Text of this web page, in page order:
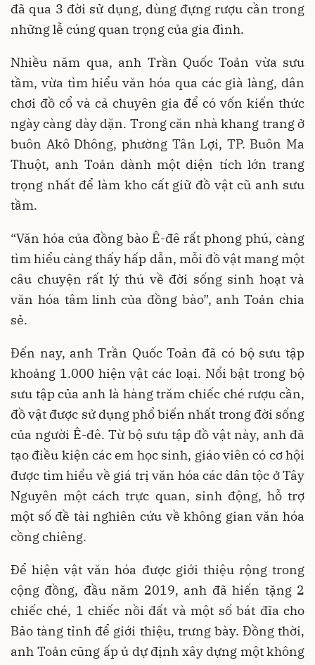
đã qua 3 đời sử dụng, dùng đựng rượu cần trong
những lễ cúng quan trọng của gia đình.
Nhiều năm qua, anh Trần Quốc Toản vừa sưu
tầm, vừa tìm hiểu văn hóa qua các già làng, dân
chơi đồ cổ và cả chuyên gia để có vốn kiến thức
ngày càng dày dặn. Trong căn nhà khang trang ở
buôn Akô Dhông, phường Tân Lợi, TP. Buôn Ma
Thuột, anh Toản dành một diện tích lớn trang
trọng nhất để làm kho cất giữ đồ vật cũ anh sưu
tầm.
“Văn hóa của đồng bào Ê-đê rất phong phú, càng
tìm hiểu càng thấy hấp dẫn, mỗi đồ vật mang một
câu chuyện rất lý thú về đời sống sinh hoạt và
văn hóa tâm linh của đồng bào”, anh Toản chia
sẻ.
Đến nay, anh Trần Quốc Toản đã có bộ sưu tập
khoảng 1.000 hiện vật các loại. Nổi bật trong bộ
sưu tập của anh là hàng trăm chiếc ché rượu cần,
đồ vật được sử dụng phổ biến nhất trong đời sống
của người Ê-đê. Từ bộ sưu tập đồ vật này, anh đã
tạo điều kiện các em học sinh, giáo viên có cơ hội
được tìm hiểu về giá trị văn hóa các dân tộc ở Tây
Nguyên một cách trực quan, sinh động, hỗ trợ
một số đề tài nghiên cứu về không gian văn hóa
cồng chiêng.
Để hiện vật văn hóa được giới thiệu rộng trong
cộng đồng, đầu năm 2019, anh đã hiến tặng 2
chiếc ché, 1 chiếc nồi đất và một số bát đĩa cho
Bảo tàng tỉnh để giới thiệu, trưng bày. Đồng thời,
anh Toản cũng ấp ủ dự định xây dựng một không